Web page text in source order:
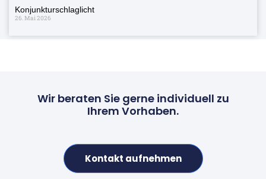
Konjunkturschlaglicht
26. Mai 2026
Wir beraten Sie gerne individuell zu
Ihrem Vorhaben.
Kontakt aufnehmen